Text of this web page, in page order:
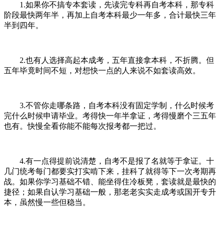
1.如果你不搞专本套读，先读完专科再自考本科，那专科
阶段最快两年半，再加上自考本科最少一年多，合计最快三年
半到四年。
2.也有人选择高起本成考，五年直接拿本科，不折腾。但
五年毕竟时间不短，对想快一点的人来说不如套读高效。
3.不管你走哪条路，自考本科没有固定学制，什么时候考
完什么时候申请毕业。考得快一年半拿证，考得慢磨个三五年
也有。快慢全看你能不能每次报考都一把过。
4.有一点得提前说清楚，自考不是报了名就等于拿证。十
几门统考每门都要实打实啃下来，挂科了就得等下一次考期再
战。如果你学习基础不错、能坐得住冷板凳，套读就是最快的
捷径；如果自认学习基础一般，那老老实实走成考或国开专升
本，虽然慢一些但稳当。